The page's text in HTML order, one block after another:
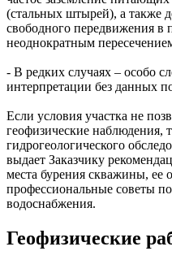
(стальных штырей), а также
свободного передвижения в
неоднократным
- В редких случаях – особо
интерпретации без данных
Если условия участка не
геофизические наблюдения,
гидрогеологического
выдает Заказчику
места бурения скважины, ее
профессиональные советы
водоснабжения.
Геофизические